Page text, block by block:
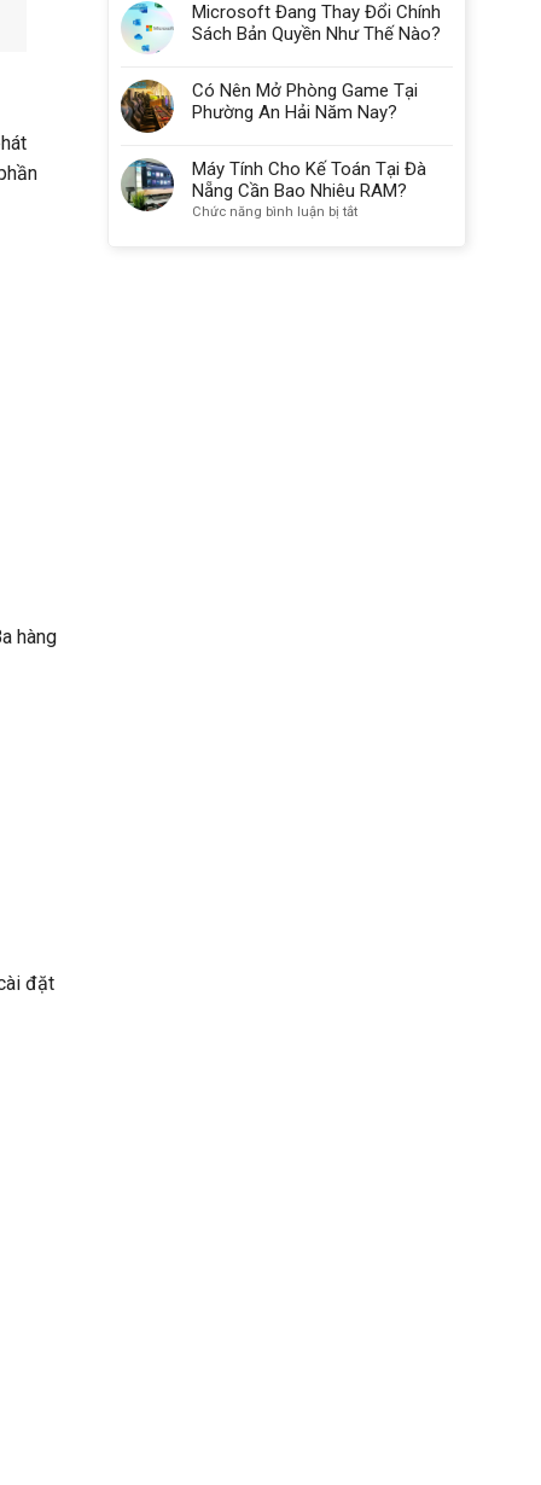
hàng
đặt
Microsoft Đang Thay Đổi Chính
Sách Bản Quyền Như Thế Nào?
Có Nên Mở Phòng Game Tại
Phường An Hải Năm Nay?
Máy Tính Cho Kế Toán Tại Đà
Nẵng Cần Bao Nhiêu RAM?
Chức năng bình luận bị tắtở